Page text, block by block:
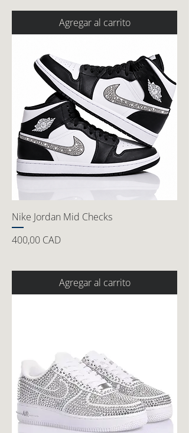
Agregar al carrito
Nike Jordan Mid Checks
Precio
400,00 CAD
Agregar al carrito